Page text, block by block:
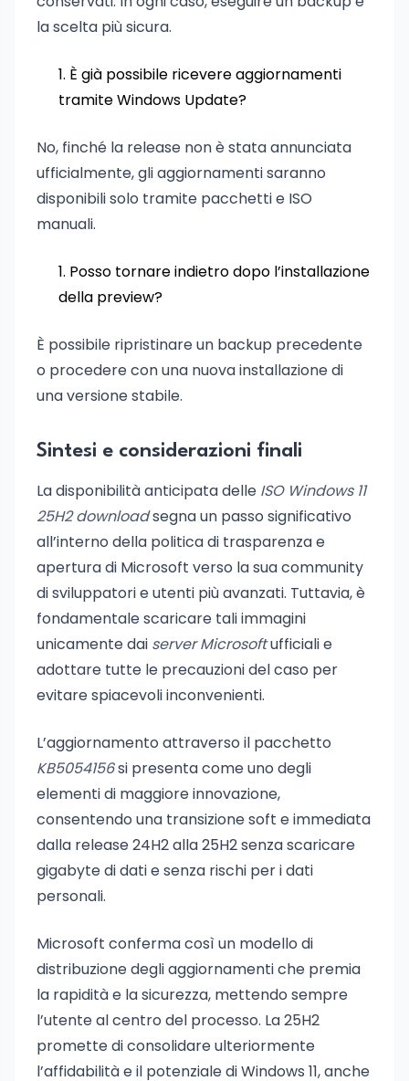
la scelta più sicura.
È già possibile ricevere aggiornamenti
tramite Windows Update?
No, finché la release non è stata annunciata
ufficialmente, gli aggiornamenti saranno
disponibili solo tramite pacchetti e ISO
manuali.
Posso tornare indietro dopo l’installazione
della preview?
È possibile ripristinare un backup precedente
o procedere con una nuova installazione di
una versione stabile.
Sintesi e considerazioni finali
La disponibilità anticipata delle ISO Windows 11
25H2 downloadsegna un passo significativo
all’interno della politica di trasparenza e
apertura di Microsoft verso la sua community
di sviluppatori e utenti più avanzati. Tuttavia, è
fondamentale scaricare tali immagini
unicamente dai server Microsoftufficiali e
adottare tutte le precauzioni del caso per
evitare spiacevoli inconvenienti.
L’aggiornamento attraverso il pacchetto
KB5054156si presenta come uno degli
elementi di maggiore innovazione,
consentendo una transizione soft e immediata
dalla release 24H2 alla 25H2 senza scaricare
gigabyte di dati e senza rischi per i dati
personali.
Microsoft conferma così un modello di
distribuzione degli aggiornamenti che premia
la rapidità e la sicurezza, mettendo sempre
l’utente al centro del processo. La 25H2
promette di consolidare ulteriormente
l’affidabilità e il potenziale di Windows 11, anche